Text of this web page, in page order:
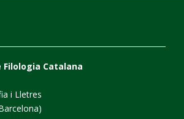
Catalana
i Lletres